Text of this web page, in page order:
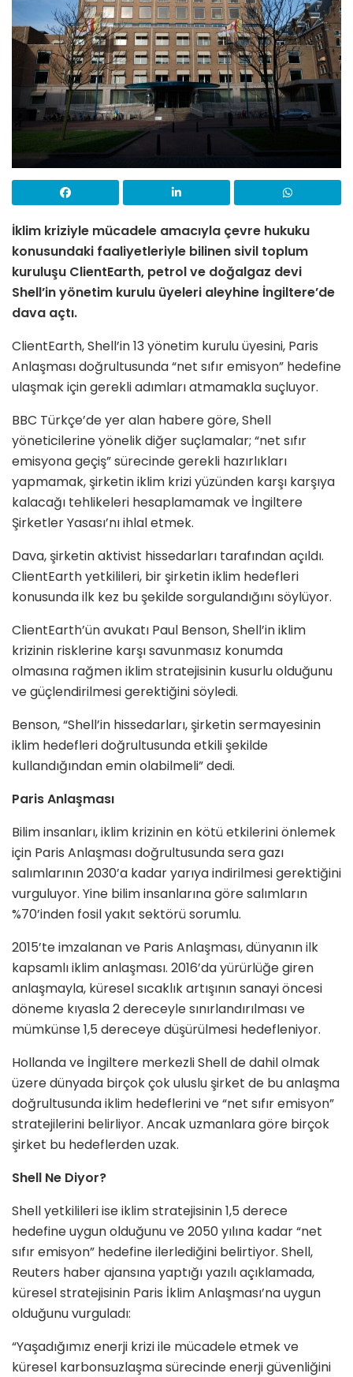
İklim kriziyle mücadele amacıyla çevre hukuku
konusundaki faaliyetleriyle bilinen sivil toplum
kuruluşu ClientEarth, petrol ve doğalgaz devi
Shell’in yönetim kurulu üyeleri aleyhine İngiltere’de
dava açtı.
ClientEarth, Shell’in 13 yönetim kurulu üyesini, Paris
Anlaşması doğrultusunda “net sıfır emisyon” hedefine
ulaşmak için gerekli adımları atmamakla suçluyor.
BBC Türkçe’de yer alan habere göre, Shell
yöneticilerine yönelik diğer suçlamalar; “net sıfır
emisyona geçiş” sürecinde gerekli hazırlıkları
yapmamak, şirketin iklim krizi yüzünden karşı karşıya
kalacağı tehlikeleri hesaplamamak ve İngiltere
Şirketler Yasası’nı ihlal etmek.
Dava, şirketin aktivist hissedarları tarafından açıldı.
ClientEarth yetkilileri, bir şirketin iklim hedefleri
konusunda ilk kez bu şekilde sorgulandığını söylüyor.
ClientEarth’ün avukatı Paul Benson, Shell’in iklim
krizinin risklerine karşı savunmasız konumda
olmasına rağmen iklim stratejisinin kusurlu olduğunu
ve güçlendirilmesi gerektiğini söyledi.
Benson, “Shell’in hissedarları, şirketin sermayesinin
iklim hedefleri doğrultusunda etkili şekilde
kullandığından emin olabilmeli” dedi.
Paris Anlaşması
Bilim insanları, iklim krizinin en kötü etkilerini önlemek
için Paris Anlaşması doğrultusunda sera gazı
salımlarının 2030’a kadar yarıya indirilmesi gerektiğini
vurguluyor. Yine bilim insanlarına göre salımların
%70’inden fosil yakıt sektörü sorumlu.
2015’te imzalanan ve Paris Anlaşması, dünyanın ilk
kapsamlı iklim anlaşması. 2016’da yürürlüğe giren
anlaşmayla, küresel sıcaklık artışının sanayi öncesi
döneme kıyasla 2 dereceyle sınırlandırılması ve
mümkünse 1,5 dereceye düşürülmesi hedefleniyor.
Hollanda ve İngiltere merkezli Shell de dahil olmak
üzere dünyada birçok çok uluslu şirket de bu anlaşma
doğrultusunda iklim hedeflerini ve “net sıfır emisyon”
stratejilerini belirliyor. Ancak uzmanlara göre birçok
şirket bu hedeflerden uzak.
Shell Ne Diyor?
Shell yetkilileri ise iklim stratejisinin 1,5 derece
hedefine uygun olduğunu ve 2050 yılına kadar “net
sıfır emisyon” hedefine ilerlediğini belirtiyor. Shell,
Reuters haber ajansına yaptığı yazılı açıklamada,
küresel stratejisinin Paris İklim Anlaşması’na uygun
olduğunu vurguladı:
“Yaşadığımız enerji krizi ile mücadele etmek ve
küresel karbonsuzlaşma sürecinde enerji güvenliğini